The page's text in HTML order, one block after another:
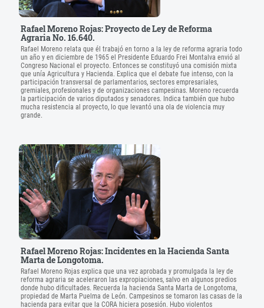
Rafael Moreno Rojas: Proyecto de Ley de Reforma
Agraria No. 16.640.
Rafael Moreno relata que él trabajó en torno a la ley de reforma agraria todo
un año y en diciembre de 1965 el Presidente Eduardo Frei Montalva envió al
Congreso Nacional el proyecto. Entonces se constituyó una comisión mixta
que unía Agricultura y Hacienda. Explica que el debate fue intenso, con la
participación transversal de parlamentarios, sectores empresariales,
gremiales, profesionales y de organizaciones campesinas. Moreno recuerda
la participación de varios diputados y senadores. Indica también que hubo
mucha resistencia al proyecto, lo que levantó una ola de violencia muy
grande.
Rafael Moreno Rojas: Incidentes en la Hacienda Santa
Marta de Longotoma.
Rafael Moreno Rojas explica que una vez aprobada y promulgada la ley de
reforma agraria se aceleraron las expropiaciones, salvo en algunos predios
donde hubo dificultades. Recuerda la hacienda Santa Marta de Longotoma,
propiedad de Marta Puelma de León. Campesinos se tomaron las casas de la
hacienda para evitar que la CORA hiciera posesión. Hubo violentos